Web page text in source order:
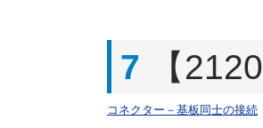
7 【
コネクター－基板同士の接続